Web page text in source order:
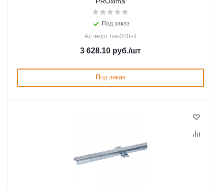
Под заказ
Артикул: lva-280-cl
3 628.10 руб./шт
Под заказ